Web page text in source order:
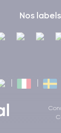
Nos labels